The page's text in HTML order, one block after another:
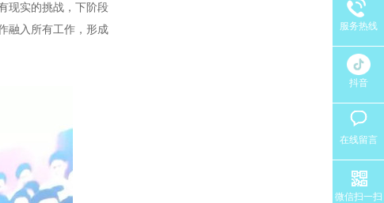
现实的挑战，下阶段
融入所有工作，形成
服务热线
抖音
在线留言
微信扫一扫